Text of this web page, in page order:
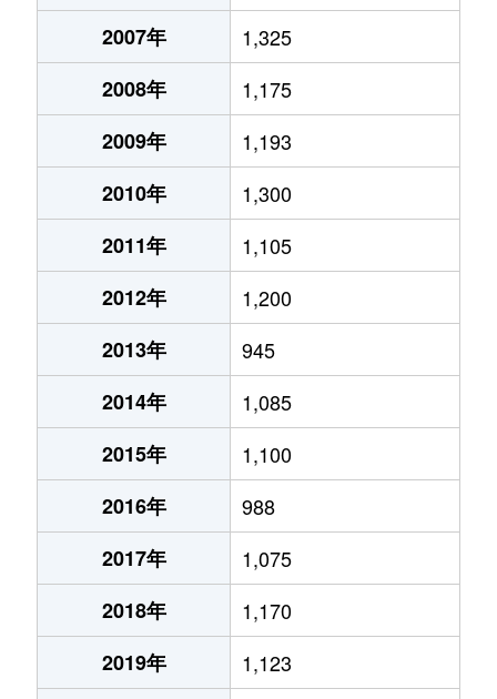
2007年
1,325
2008年
1,175
2009年
1,193
2010年
1,300
2011年
1,105
2012年
1,200
2013年
945
2014年
1,085
2015年
1,100
2016年
988
2017年
1,075
2018年
1,170
2019年
1,123